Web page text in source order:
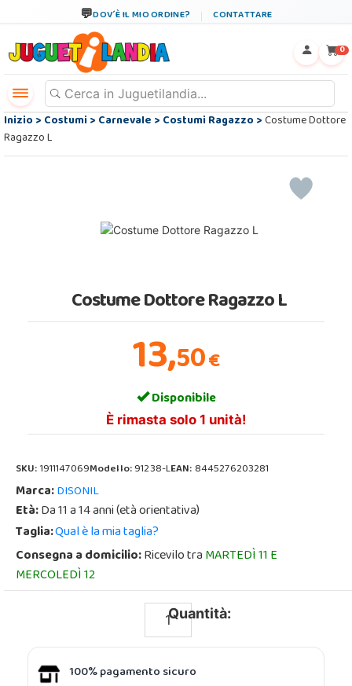
DOV´È IL MIO ORDINE? CONTATTARE
0
Inizio>Costumi>Carnevale>Costumi Ragazzo>Costume Dottore
Ragazzo L
Costume Dottore Ragazzo L
13,50€
Disponibile
È rimasta solo 1 unità!
SKU:1911147069Modello:91238-LEAN:8445276203281
Marca:DISONIL
Età:Da 11 a 14 anni (età orientativa)
Taglia:Qual è la mia taglia?
Consegna a domicilio:Ricevilo traMARTEDÌ 11 E
MERCOLEDÌ 12
Quantità:
100% pagamento sicuro